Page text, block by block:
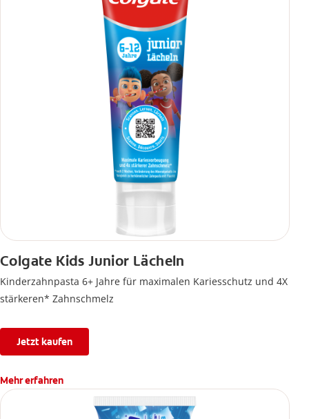
Colgate Kids Junior Lächeln
Kinderzahnpasta 6+ Jahre für maximalen Kariesschutz und 4X
stärkeren* Zahnschmelz
Jetzt kaufen
Mehr erfahren